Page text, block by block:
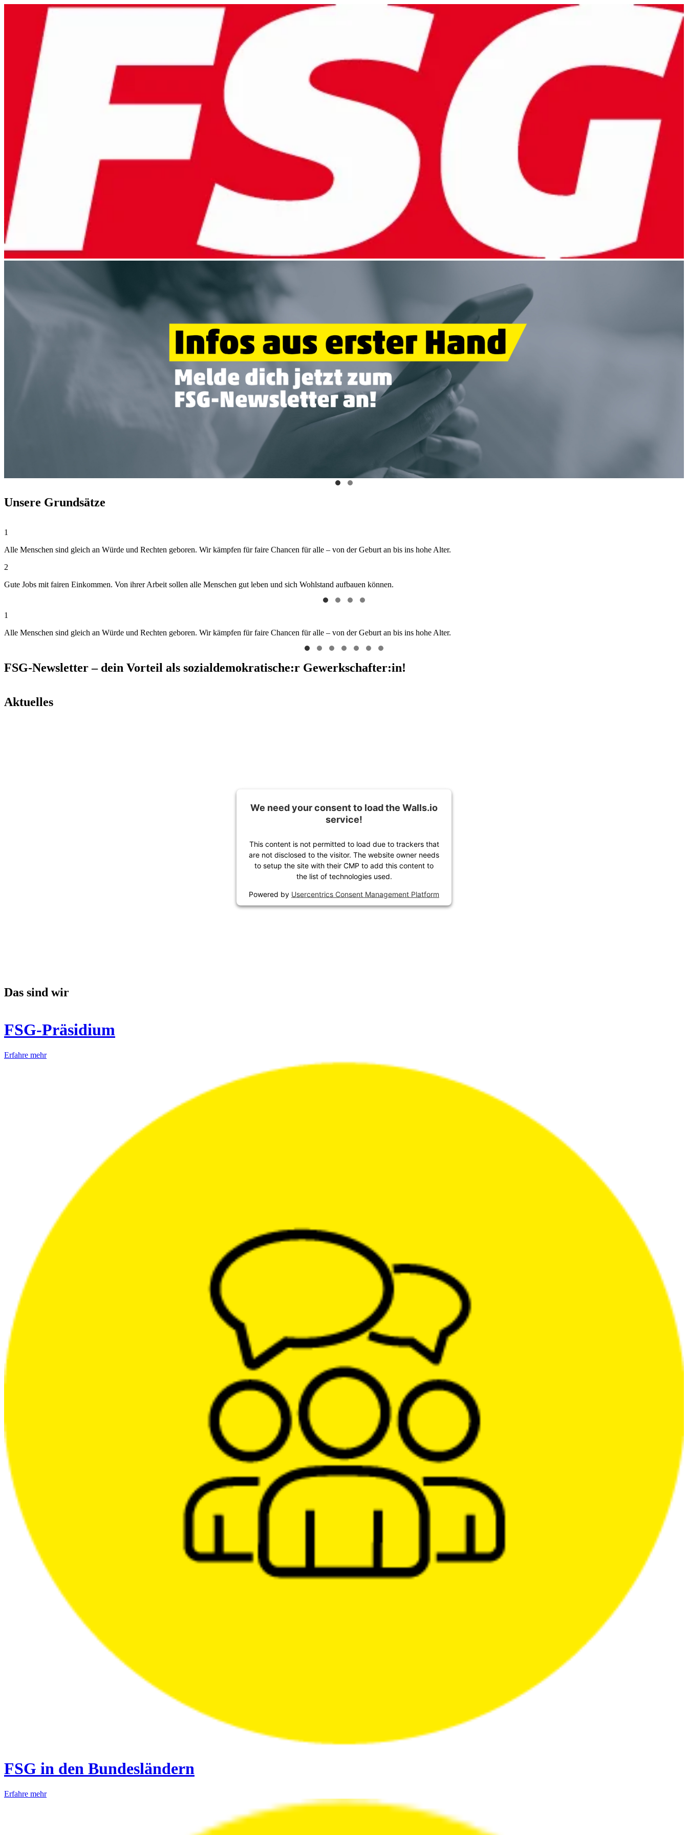
Unsere Grundsätze
1
Alle Menschen sind gleich an Würde und Rechten geboren. Wir kämpfen für faire Chancen für alle – von der Geburt an bis ins hohe Alter.
2
Gute Jobs mit fairen Einkommen. Von ihrer Arbeit sollen alle Menschen gut leben und sich Wohlstand aufbauen können.
1
Alle Menschen sind gleich an Würde und Rechten geboren. Wir kämpfen für faire Chancen für alle – von der Geburt an bis ins hohe Alter.
FSG-Newsletter – dein Vorteil als sozialdemokratische:r Gewerkschafter:in!
Aktuelles
We need your consent to load the Walls.io
service!
This content is not permitted to load due to trackers that
are not disclosed to the visitor. The website owner needs
to setup the site with their CMP to add this content to
the list of technologies used.
Powered by Usercentrics Consent Management Platform
Das sind wir
FSG-Präsidium
Erfahre mehr
FSG in den Bundesländern
Erfahre mehr